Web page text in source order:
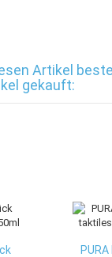
Artikel
gekauft: